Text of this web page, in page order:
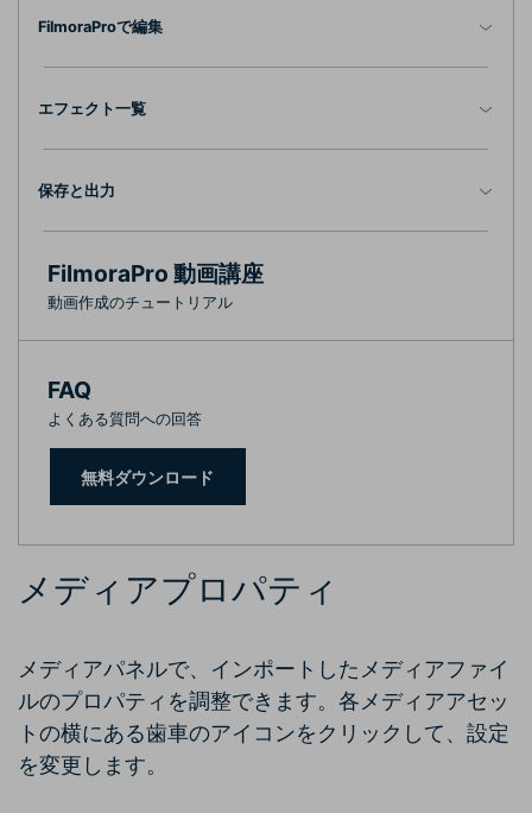
FilmoraProで編集
エフェクト一覧
保存と出力
FilmoraPro 動画講座
動画作成のチュートリアル
FAQ
よくある質問への回答
無料ダウンロード
メディアプロパティ
メディアパネルで、インポートしたメディアファイ
ルのプロパティを調整できます。各メディアアセッ
トの横にある歯車のアイコンをクリックして、設定
を変更します。